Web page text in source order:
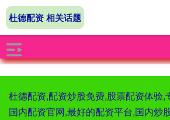
杜德配资,配资炒股免费,股票配资体验,
国内配资官网,最好的配资平台,国内炒
杜德配资 相关话题